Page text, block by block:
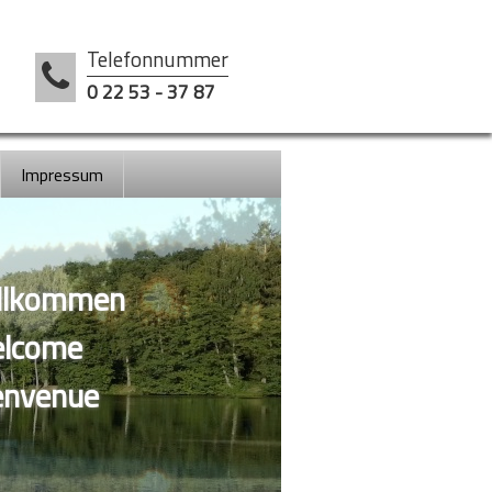
Telefonnummer
0 22 53 - 37 87
Impressum